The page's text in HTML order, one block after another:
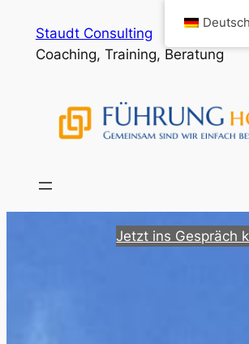
Inhalt
springen
Staudt Consulting
Coaching, Training, Beratung
Jetzt ins Gespräch
Deutsch